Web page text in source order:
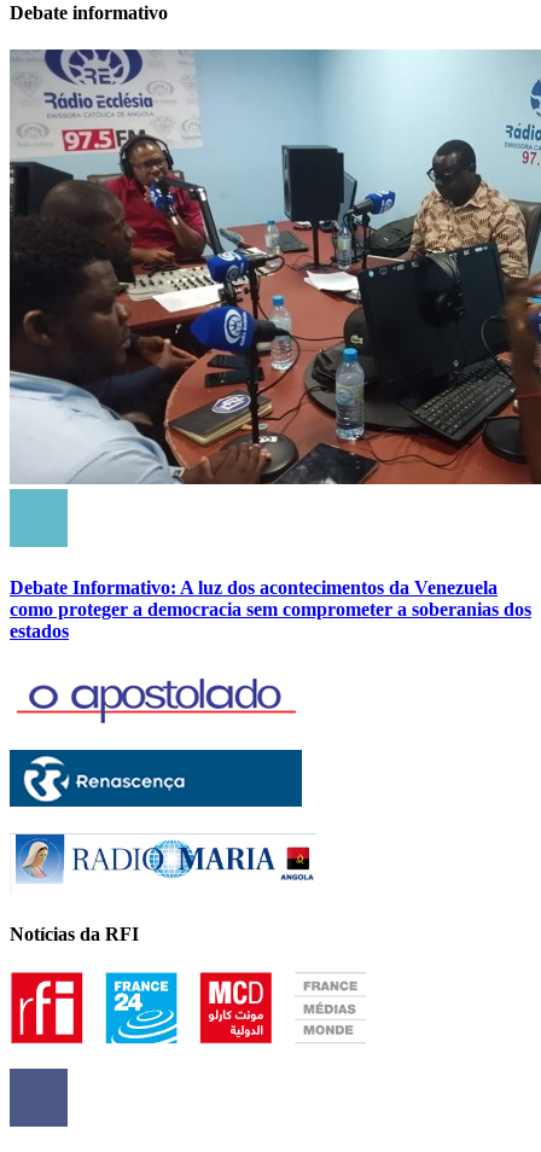
Debate informativo
Debate Informativo: A luz dos acontecimentos da Venezuela
como proteger a democracia sem comprometer a soberanias dos
estados
Notícias da RFI